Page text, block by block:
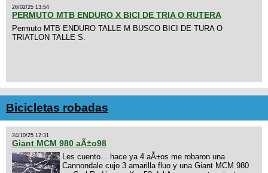
26/02/25 13:54
PERMUTO MTB ENDURO X BICI DE TRIA O RUTERA
Permuto MTB ENDURO TALLE M BUSCO BICI DE TURA O
TRIATLON TALLE S.
Bicicletas robadas
24/10/25 12:31
Giant MCM 980 aÃ±o98
Les cuento... hace ya 4 aÃ±os me robaron una
Cannondale cujo 3 amarilla fluo y una Giant MCM 980